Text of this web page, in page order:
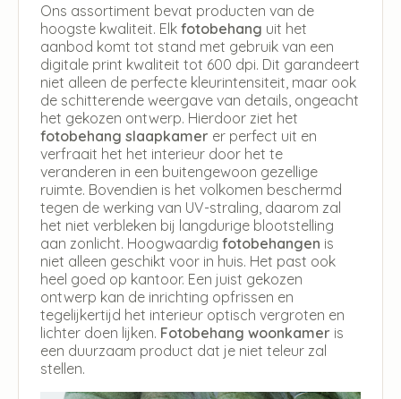
Ons assortiment bevat producten van de
hoogste kwaliteit. Elk fotobehang uit het
aanbod komt tot stand met gebruik van een
digitale print kwaliteit tot 600 dpi. Dit garandeert
niet alleen de perfecte kleurintensiteit, maar ook
de schitterende weergave van details, ongeacht
het gekozen ontwerp. Hierdoor ziet het
fotobehang slaapkamer er perfect uit en
verfraait het het interieur door het te
veranderen in een buitengewoon gezellige
ruimte. Bovendien is het volkomen beschermd
tegen de werking van UV-straling, daarom zal
het niet verbleken bij langdurige blootstelling
aan zonlicht. Hoogwaardig fotobehangen is
niet alleen geschikt voor in huis. Het past ook
heel goed op kantoor. Een juist gekozen
ontwerp kan de inrichting opfrissen en
tegelijkertijd het interieur optisch vergroten en
lichter doen lijken. Fotobehang woonkamer is
een duurzaam product dat je niet teleur zal
stellen.